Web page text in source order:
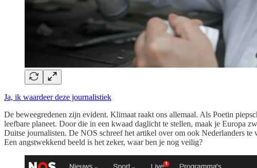
Ja, ik waardeer deze journalistiek
De beweegredenen zijn evident. Klimaat raakt ons allemaal. Als Poetin
leefbare planeet. Door die in een kwaad daglicht te stellen, maak je Europa
Duitse journalisten. De NOS schreef het artikel over om ook Nederlanders
Een angstwekkend beeld is het zeker, waar ben je nog veilig?